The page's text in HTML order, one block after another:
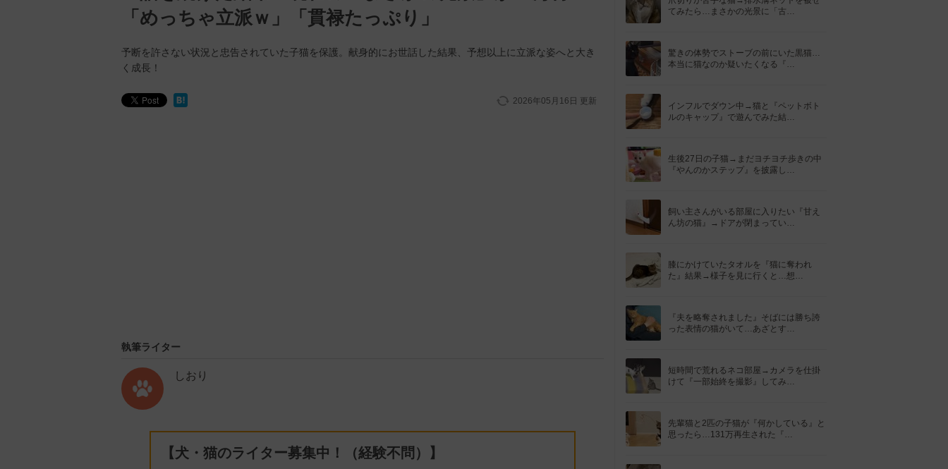
「めっちゃ立派ｗ」「貫禄たっぷり」
予断を許さない状況と忠告されていた子猫を保護。献身的にお世話した結果、予想以上に立派な姿へと大き
く成長！
2026年05月16日 更新
執筆ライター
しおり
【犬・猫のライター募集中！（経験不問）】
てみたら…まさかの光景に「古…
驚きの体勢でストーブの前にいた黒猫…
本当に猫なのか疑いたくなる『…
インフルでダウン中→猫と『ペットボト
ルのキャップ』で遊んでみた結…
生後27日の子猫→まだヨチヨチ歩きの中
『やんのかステップ』を披露し…
飼い主さんがいる部屋に入りたい『甘え
ん坊の猫』→ドアが閉まってい…
膝にかけていたタオルを『猫に奪われ
た』結果→様子を見に行くと…想…
『夫を略奪されました』そばには勝ち誇
った表情の猫がいて…あざとす…
短時間で荒れるネコ部屋→カメラを仕掛
けて『一部始終を撮影』してみ…
先輩猫と2匹の子猫が『何かしている』と
思ったら…131万再生された『…